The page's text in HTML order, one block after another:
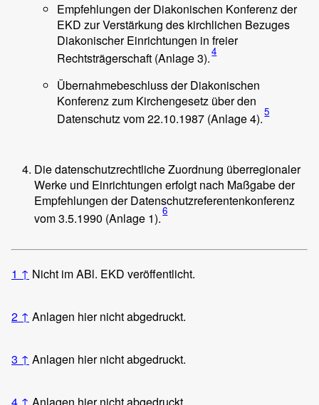
Empfehlungen der Diakonischen Konferenz der
EKD zur Verstärkung des kirchlichen Bezuges
Diakonischer Einrichtungen in freier
Rechtsträgerschaft (Anlage 3).4
Übernahmebeschluss der Diakonischen
Konferenz zum Kirchengesetz über den
Datenschutz vom 22.10.1987 (Anlage 4).5
Die datenschutzrechtliche Zuordnung überregionaler
Werke und Einrichtungen erfolgt nach Maßgabe der
Empfehlungen der Datenschutzreferentenkonferenz
vom 3.5.1990 (Anlage 1).6
1 ↑ Nicht im ABl. EKD veröffentlicht.
2 ↑ Anlagen hier nicht abgedruckt.
3 ↑ Anlagen hier nicht abgedruckt.